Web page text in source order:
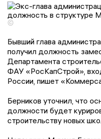
©
Бывший глава
получил должность
Департамента
ФАУ «РосКапСтрой»,
России, пишет
Берников уточнил, что
должности будет
строительству новых